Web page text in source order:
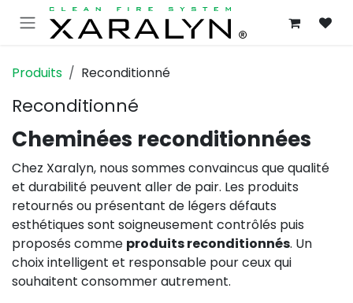
SE RENDRE AU CONTENU
Produits Reconditionné
Reconditionné
Cheminées reconditionnées
Chez Xaralyn, nous sommes convaincus que qualité
et durabilité peuvent aller de pair. Les produits
retournés ou présentant de légers défauts
esthétiques sont soigneusement contrôlés puis
proposés comme produits reconditionnés. Un
choix intelligent et responsable pour ceux qui
souhaitent consommer autrement.